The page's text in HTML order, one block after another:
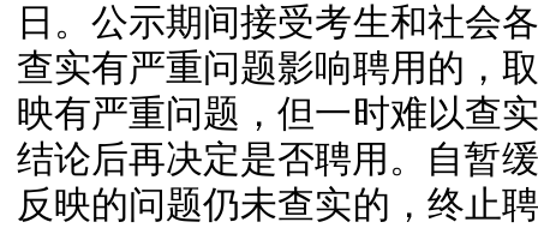
日。公示期间接受考生和社会
查实有严重问题影响聘用的，
映有严重问题，但一时难以查
结论后再决定是否聘用。自暂
反映的问题仍未查实的，终止